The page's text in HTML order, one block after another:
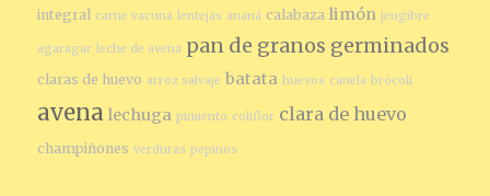
integral carne vacuna lentejas ananá calabaza limón jengibre
agaragar leche de avena pan de granos germinados
claras de huevo arroz salvaje batata huevos canela brócoli
avena lechuga pimiento coliflor clara de huevo
champiñones verduras pepinos